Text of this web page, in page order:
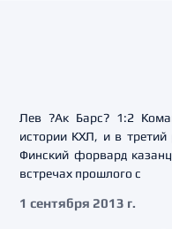
Лев ?Ак Барс? 1:2
истории КХЛ, и в третий
Финский форвард
встречах прошлого с
1 сентября 2013 г.